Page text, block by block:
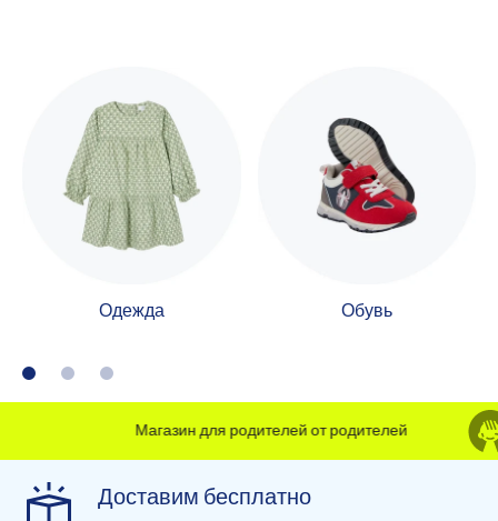
Одежда Обувь
Магазин для родителей от родителей
Доставим бесплатно